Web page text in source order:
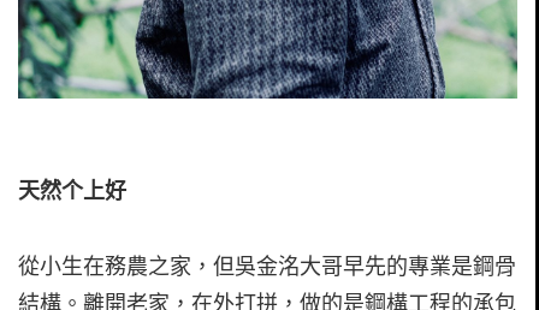
天然个上好
從小生在務農之家，但吳金洺大哥早先的專業是鋼骨
結構。離開老家，在外打拼，做的是鋼構工程的承包